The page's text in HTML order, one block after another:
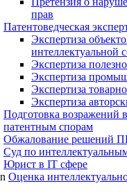
прав
Патентоведческая
Экспертиза
интеллектуальной
Экспертиза
Экспертиза
Экспертиза
Экспертиза
Подготовка возражений
патентным спорам
Обжалование решений
Суд по
Юрист в IT сфере
Оценка